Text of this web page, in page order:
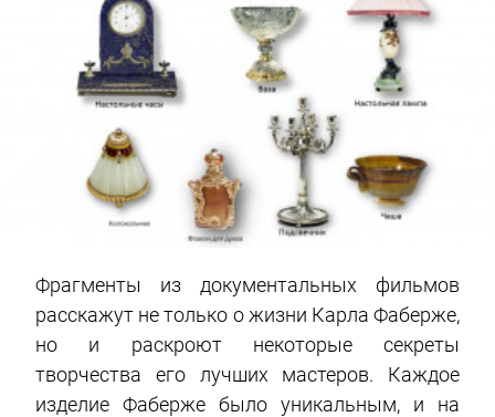
Фрагменты из документальных фильмов
расскажут не только о жизни Карла Фаберже,
но и раскроют некоторые секреты
творчества его лучших мастеров. Каждое
изделие Фаберже было уникальным, и на